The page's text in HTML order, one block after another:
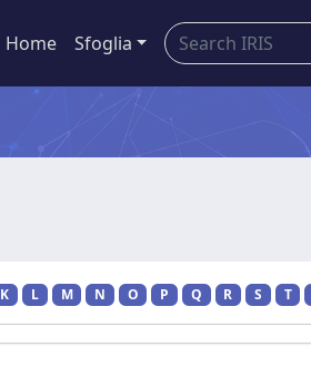
Home Sfoglia
K L M N O P Q R S T